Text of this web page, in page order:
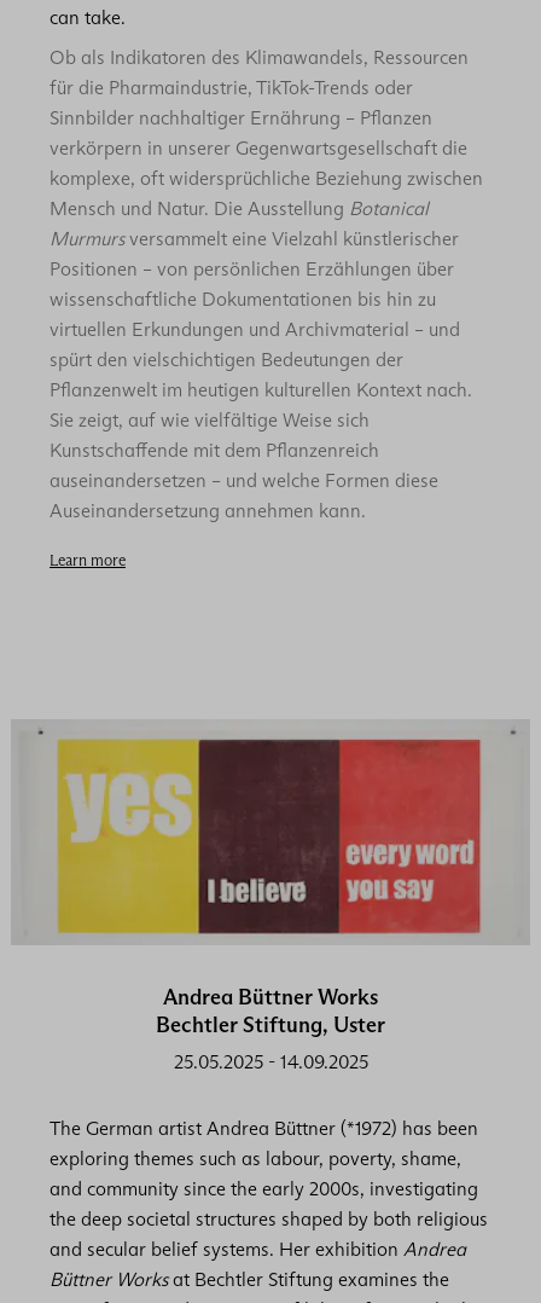
can take.
Ob als Indikatoren des Klimawandels, Ressourcen
für die Pharmaindustrie, TikTok-Trends oder
Sinnbilder nachhaltiger Ernährung – Pflanzen
verkörpern in unserer Gegenwartsgesellschaft die
komplexe, oft widersprüchliche Beziehung zwischen
Mensch und Natur. Die Ausstellung Botanical
Murmursversammelt eine Vielzahl künstlerischer
Positionen – von persönlichen Erzählungen über
wissenschaftliche Dokumentationen bis hin zu
virtuellen Erkundungen und Archivmaterial – und
spürt den vielschichtigen Bedeutungen der
Pflanzenwelt im heutigen kulturellen Kontext nach.
Sie zeigt, auf wie vielfältige Weise sich
Kunstschaffende mit dem Pflanzenreich
auseinandersetzen – und welche Formen diese
Auseinandersetzung annehmen kann.
Learn more
Andrea Büttner Works
Bechtler Stiftung, Uster
25.05.2025- 14.09.2025
The German artist Andrea Büttner (*1972) has been
exploring themes such as labour, poverty, shame,
and community since the early 2000s, investigating
the deep societal structures shaped by both religious
and secular belief systems. Her exhibition Andrea
Büttner Worksat Bechtler Stiftung examines the